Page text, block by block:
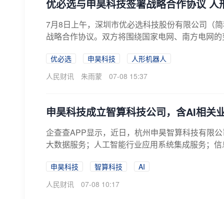
优必选与申昊科技签署战略合作协议
7月8日上午，深圳市优必选科技股份有限公司（
战略合作协议。双方将围绕国家电网、南方电网
优必选 申昊科技
人形机器人
人民财讯
朱雨蒙 07-08 15:37
申昊科技成立智算科技公司，含AI相关
企查查APP显示，近日，杭州申昊智算科技有限
大数据服务；人工智能行业应用系统集成服务；
申昊科技 智算科技
AI
人民财讯
07-08 10:17